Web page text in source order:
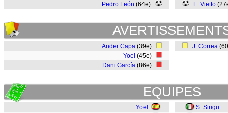
Pedro León (64e) L. Vietto
Ander Capa (39e)
Yoel (45e)
Dani García (86e)
J. Correa
EQUIPES
Yoel
S. Sirigu